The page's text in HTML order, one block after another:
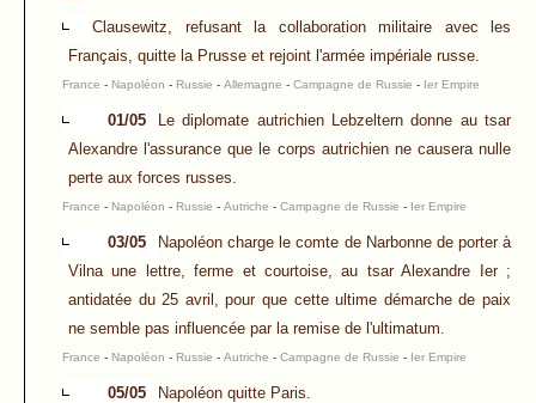
Clausewitz, refusant la collaboration militaire avec les
Français, quitte la Prusse et rejoint l'armée impériale russe.
France - Napoléon - Russie - Allemagne - Campagne de Russie - Ier Empire
01/05
Le diplomate autrichien Lebzeltern donne au tsar
Alexandre l'assurance que le corps autrichien ne causera nulle
perte aux forces russes.
France - Napoléon - Russie - Autriche - Campagne de Russie - Ier Empire
03/05
Napoléon charge le comte de Narbonne de porter à
Vilna une lettre, ferme et courtoise, au tsar Alexandre Ier ;
antidatée du 25 avril, pour que cette ultime démarche de paix
ne semble pas influencée par la remise de l'ultimatum.
France - Napoléon - Russie - Autriche - Campagne de Russie - Ier Empire
05/05 Napoléon quitte Paris.